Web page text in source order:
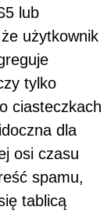
lub
użytkownik
tylko
ciasteczkach
dla
osi czasu
spamu,
tablicą